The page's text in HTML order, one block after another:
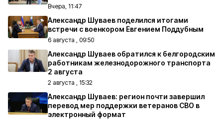
Вчера, 11:47
Александр Шуваев поделился итогами
встречи с военкором Евгением Поддубным
6 августа , 09:50
Александр Шуваев обратился к белгородским
работникам железнодорожного транспорта
2 августа
2 августа , 15:32
Александр Шуваев: регион почти завершил
перевод мер поддержки ветеранов СВО в
электронный формат